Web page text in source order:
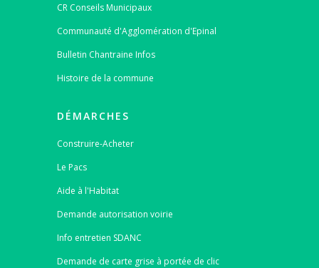
CR Conseils Municipaux
Communauté d'Agglomération d'Epinal
Bulletin Chantraine Infos
Histoire de la commune
DÉMARCHES
Construire-Acheter
Le Pacs
Aide à l'Habitat
Demande autorisation voirie
Info entretien SDANC
Demande de carte grise à portée de clic